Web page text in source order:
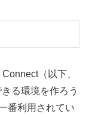
（以下、
る環境を作ろう
番利用されてい